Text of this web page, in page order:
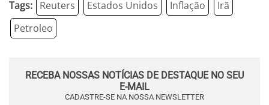
Tags: Reuters Estados Unidos Inflação
Irã
Petroleo
RECEBA NOSSAS NOTÍCIAS DE DESTAQUE NO SEU
E-MAIL
CADASTRE-SE NA NOSSA NEWSLETTER